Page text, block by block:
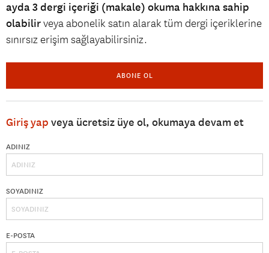
ayda 3 dergi içeriği (makale) okuma hakkına sahip
olabilirveya abonelik satın alarak tüm dergi içeriklerine
sınırsız erişim sağlayabilirsiniz.
ABONE OL
Giriş yap veya ücretsiz üye ol, okumaya devam et
ADINIZ
SOYADINIZ
E-POSTA